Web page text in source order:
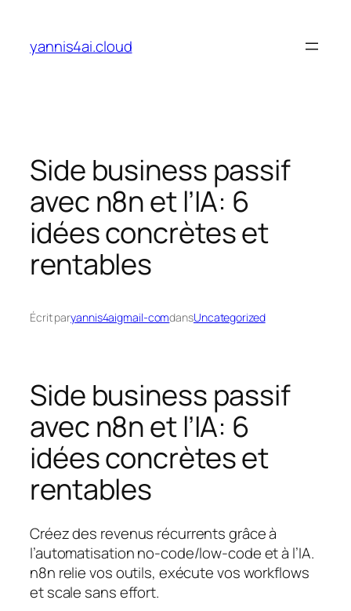
contenu
yannis4ai.cloud
Side business passif
avec n8n et l’IA: 6
idées concrètes et
rentables
Écrit paryannis4aigmail-comdansUncategorized
Side business passif
avec n8n et l’IA: 6
idées concrètes et
rentables
Créez des revenus récurrents grâce à
l’automatisation no‑code/low‑code et à l’IA.
n8n relie vos outils, exécute vos workflows
et scale sans effort.